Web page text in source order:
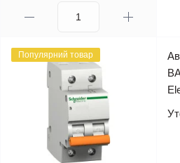
Популярний товар